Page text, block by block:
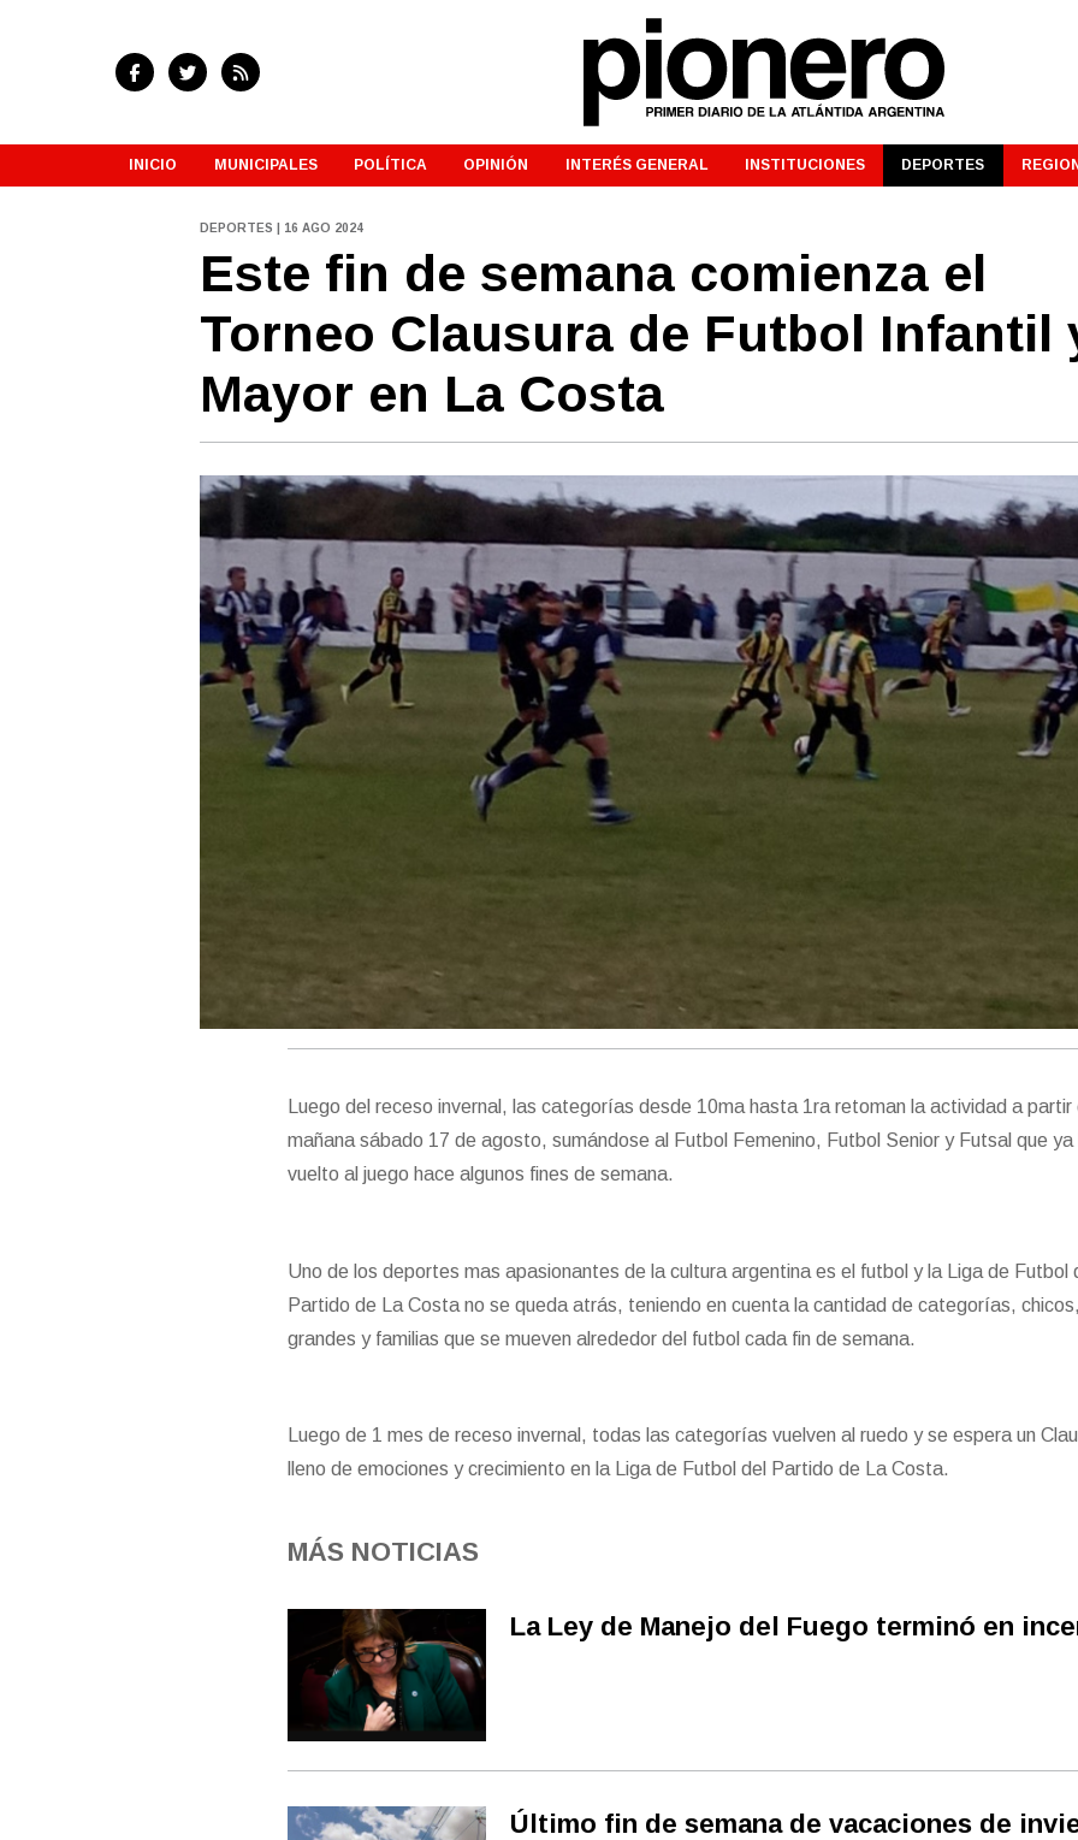
INICIO MUNICIPALES POLÍTICA OPINIÓN INTERÉS GENERAL INSTITUCIONES DEPORTES
DEPORTES | 16 AGO 2024
Este fin de semana comienza el
Torneo Clausura de Futbol Infantil
Mayor en La Costa
Luego del receso invernal, las categorías desde 10ma hasta 1ra retoman la actividad a partir
mañana sábado 17 de agosto, sumándose al Futbol Femenino, Futbol Senior y Futsal que ya
vuelto al juego hace algunos fines de semana.
Uno de los deportes mas apasionantes de la cultura argentina es el futbol y la Liga de Futbol
Partido de La Costa no se queda atrás, teniendo en cuenta la cantidad de categorías, chicos,
grandes y familias que se mueven alrededor del futbol cada fin de semana.
Luego de 1 mes de receso invernal, todas las categorías vuelven al ruedo y se espera un
lleno de emociones y crecimiento en la Liga de Futbol del Partido de La Costa.
MÁS NOTICIAS
La Ley de Manejo del Fuego terminó en
Último fin de semana de vacaciones de